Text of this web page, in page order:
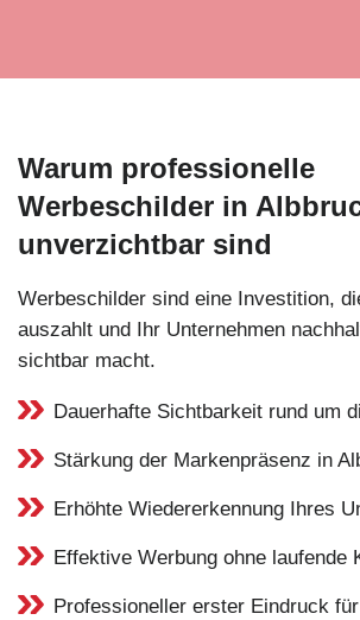
Warum professionelle
Werbeschilder in
unverzichtbar sind
Werbeschilder sind eine Investition,
auszahlt und Ihr Unternehmen
sichtbar macht.
Dauerhafte Sichtbarkeit rund um
Stärkung der Markenpräsenz in
Erhöhte Wiedererkennung Ihres
Effektive Werbung ohne laufende
Professioneller erster Eindruck